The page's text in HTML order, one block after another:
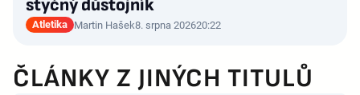
styčný důstojník
Atletika Martin Hašek8. srpna 202620:22
ČLÁNKY Z JINÝCH TITULŮ